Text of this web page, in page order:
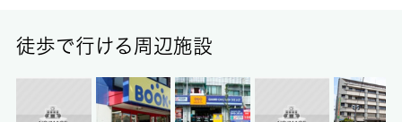
徒歩で行ける周辺施設